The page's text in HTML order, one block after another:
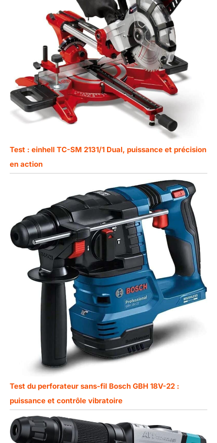
Test : einhell TC-SM 2131/1 Dual, puissance et précision
en action
Test du perforateur sans-fil Bosch GBH 18V-22 :
puissance et contrôle vibratoire